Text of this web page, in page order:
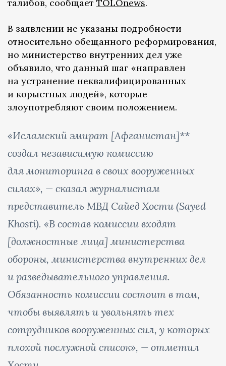
талибов, сообщает TOLOnews.
В заявлении не указаны подробности
относительно обещанного реформирования,
но министерство внутренних дел уже
объявило, что данный шаг «направлен
на устранение неквалифицированных
и корыстных людей», которые
злоупотребляют своим положением.
«Исламский эмират [Афганистан]**
создал независимую комиссию
для мониторинга в своих вооруженных
силах», — сказал журналистам
представитель МВД Сайед Хости (Sayed
Khosti). «В состав комиссии входят
[должностные лица] министерства
обороны, министерства внутренних дел
и разведывательного управления.
Обязанность комиссии состоит в том,
чтобы выявлять и увольнять тех
сотрудников вооруженных сил, у которых
плохой послужной список», — отметил